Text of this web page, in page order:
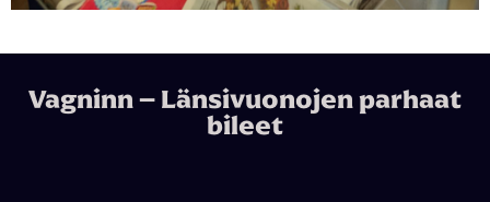
Vagninn – Länsivuonojen parhaat
bileet